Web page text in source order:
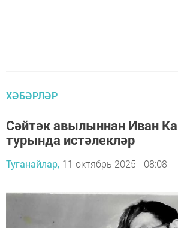
ХӘБӘРЛӘР
Сәйтәк авылыннан Иван
турында истәлекләр
Туганайлар, 11 октябрь 2025 - 08:08